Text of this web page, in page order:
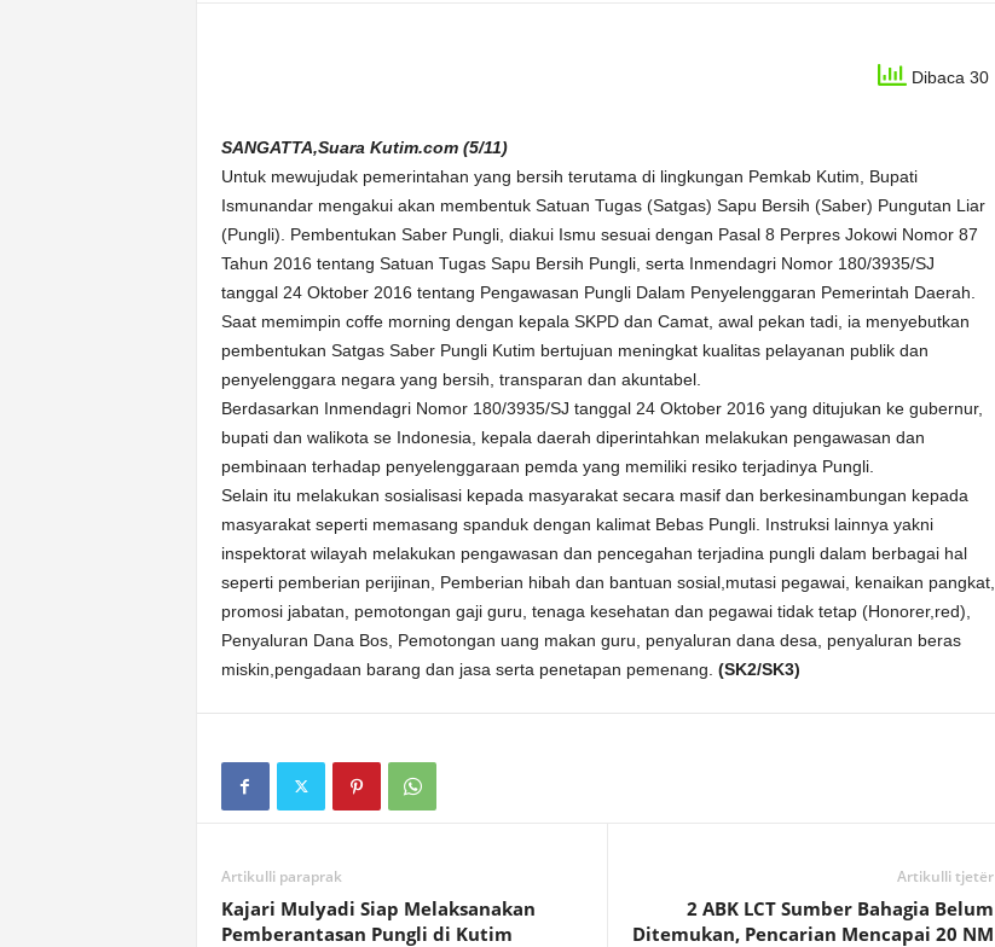
Dibaca 30
SANGATTA,Suara Kutim.com (5/11)
Untuk mewujudak pemerintahan yang bersih terutama di lingkungan Pemkab Kutim, Bupati
Ismunandar mengakui akan membentuk Satuan Tugas (Satgas) Sapu Bersih (Saber) Pungutan Liar
(Pungli). Pembentukan Saber Pungli, diakui Ismu sesuai dengan Pasal 8 Perpres Jokowi Nomor 87
Tahun 2016 tentang Satuan Tugas Sapu Bersih Pungli, serta Inmendagri Nomor 180/3935/SJ
tanggal 24 Oktober 2016 tentang Pengawasan Pungli Dalam Penyelenggaran Pemerintah Daerah.
Saat memimpin coffe morning dengan kepala SKPD dan Camat, awal pekan tadi, ia menyebutkan
pembentukan Satgas Saber Pungli Kutim bertujuan meningkat kualitas pelayanan publik dan
penyelenggara negara yang bersih, transparan dan akuntabel.
Berdasarkan Inmendagri Nomor 180/3935/SJ tanggal 24 Oktober 2016 yang ditujukan ke gubernur,
bupati dan walikota se Indonesia, kepala daerah diperintahkan melakukan pengawasan dan
pembinaan terhadap penyelenggaraan pemda yang memiliki resiko terjadinya Pungli.
Selain itu melakukan sosialisasi kepada masyarakat secara masif dan berkesinambungan kepada
masyarakat seperti memasang spanduk dengan kalimat Bebas Pungli. Instruksi lainnya yakni
inspektorat wilayah melakukan pengawasan dan pencegahan terjadina pungli dalam berbagai hal
seperti pemberian perijinan, Pemberian hibah dan bantuan sosial,mutasi pegawai, kenaikan pangkat,
promosi jabatan, pemotongan gaji guru, tenaga kesehatan dan pegawai tidak tetap (Honorer,red),
Penyaluran Dana Bos, Pemotongan uang makan guru, penyaluran dana desa, penyaluran beras
miskin,pengadaan barang dan jasa serta penetapan pemenang. (SK2/SK3)
Artikulli paraprak
Kajari Mulyadi Siap Melaksanakan
Pemberantasan Pungli di Kutim
Artikulli tjetër
2 ABK LCT Sumber Bahagia Belum
Ditemukan, Pencarian Mencapai 20 NM